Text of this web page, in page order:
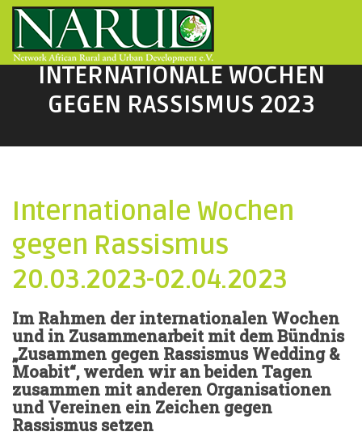
Direkt zum Inhalt
INTERNATIONALE WOCHEN
GEGEN RASSISMUS 2023
Internationale Wochen
gegen Rassismus
20.03.2023-02.04.2023
Im Rahmen der internationalen Wochen
und in Zusammenarbeit mit dem Bündnis
„Zusammen gegen Rassismus Wedding &
Moabit“, werden wir an beiden Tagen
zusammen mit anderen Organisationen
und Vereinen ein Zeichen gegen
Rassismus setzen